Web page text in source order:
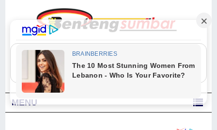
"Sesungguhnya Allah dan para malaikat-Nya berselawat untuk Nabi.
Wahai orang-orang yang beriman, berselawatlah kamu untuk Nabi dan
ucapkanlah salam dengan penuh penghormatan kepadanya." (Qs. Al
Ahzab Ayat 56)
MENU